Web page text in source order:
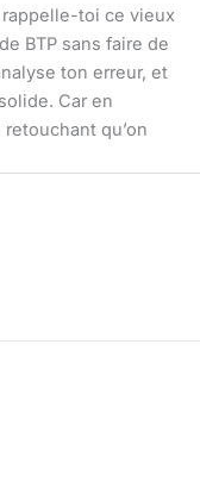
toi ce vieux
BTP sans faire de
ton erreur, et
Car en
qu’on